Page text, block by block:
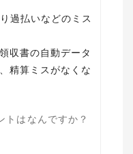
過払いなどのミス
収書の自動データ
精算ミスがなくな
トはなんですか？